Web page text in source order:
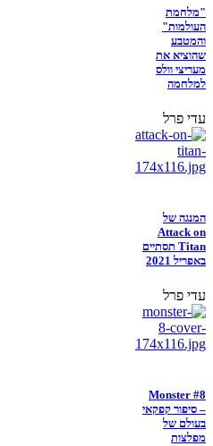
"מלחמת
העולמות"
והמטבע
שהוציא את
מעריצי וולס
למלחמה
עדי פרל
המנגה של
Attack on
Titan תסתיים
באפריל 2021
עדי פרל
Monster #8
– סיפור קפקאי
בעולם של
מפלצות